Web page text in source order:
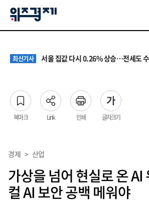
최신기사 서울 집값 다시 0.26% 상승…전세도 수도
최신기사 원·하청 교섭 갈등에 안전 지원 위축까지… 노
최신기사 청소년 혐오 표현, '처벌과 낙인'에서 '
북마크 Link 인쇄 글자크기
경제 > 산업
가상을 넘어 현실로 온
컬 AI 보안 공백 메워야